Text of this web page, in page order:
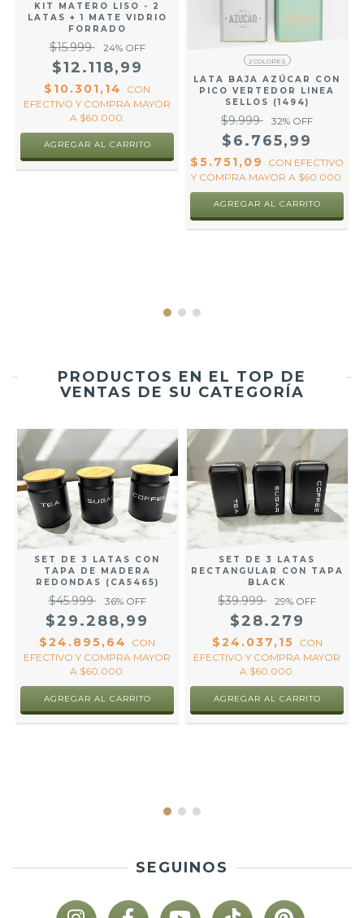
KIT MATERO LISO - 2
LATAS + 1 MATE VIDRIO
FORRADO
$15.999 24% OFF
$12.118,99
$10.301,14
CON
EFECTIVO Y COMPRA MAYOR
A $60.000.
AGREGAR AL CARRITO
2 COLORES
LATA BAJA AZÚCAR CON
PICO VERTEDOR LINEA
SELLOS (1494)
$9.999 32% OFF
$6.765,99
$5.751,09 CON EFECTIVO
Y COMPRA MAYOR A $60.000.
AGREGAR AL CARRITO
PRODUCTOS EN EL TOP DE
VENTAS DE SU CATEGORÍA
SET DE 3 LATAS CON
TAPA DE MADERA
REDONDAS (CA5465)
$45.999 36% OFF
$29.288,99
$24.895,64
CON
EFECTIVO Y COMPRA MAYOR
A $60.000.
SET DE 3 LATAS
RECTANGULAR CON TAPA
BLACK
$39.999 29% OFF
$28.279
$24.037,15 CON
EFECTIVO Y COMPRA MAYOR
A $60.000.
SEGUINOS